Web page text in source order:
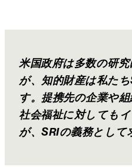
米国政府は多数の研
が、知的財産は私た
す。提携先の企業や
社会福祉に対しても
が、SRIの義務として